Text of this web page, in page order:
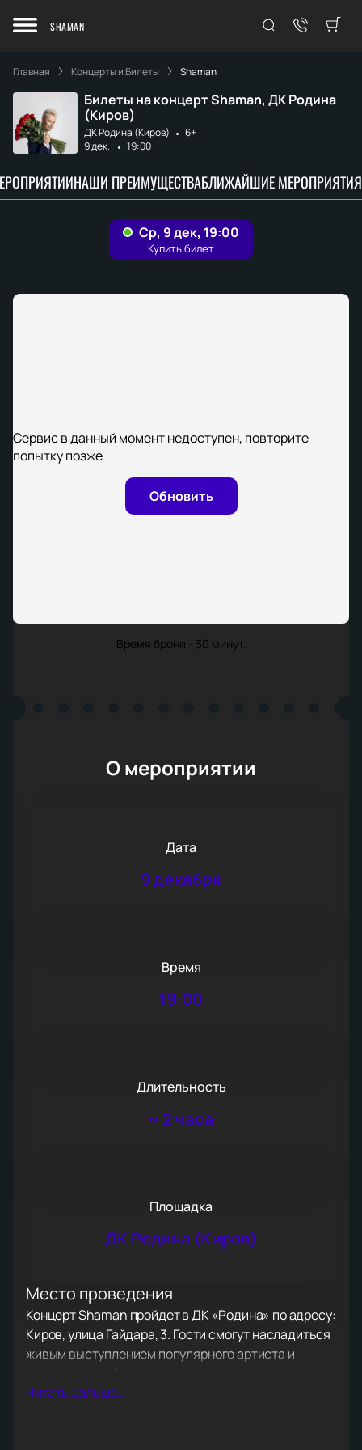
SHAMAN
Главная Концерты и Билеты Shaman
Билеты на концерт Shaman, ДК Родина
(Киров)
ДК Родина (Киров)
6+
9 дек.
19:00
НАШИ ПРЕИМУЩЕСТВАБЛИЖАЙШИЕ МЕРОПРИЯТИЯ
Сервис в данный момент недоступен, повторите
попытку позже
Обновить
Время брони - 30 минут.
О мероприятии
Дата
9 декабря
Время
19:00
Длительность
~ 2 часа
Площадка
ДК Родина (Киров)
Место проведения
Концерт Shaman пройдет в ДК «Родина» по адресу:
Киров, улица Гайдара, 3. Гости смогут насладиться
живым выступлением популярного артиста и
Читать дальше...